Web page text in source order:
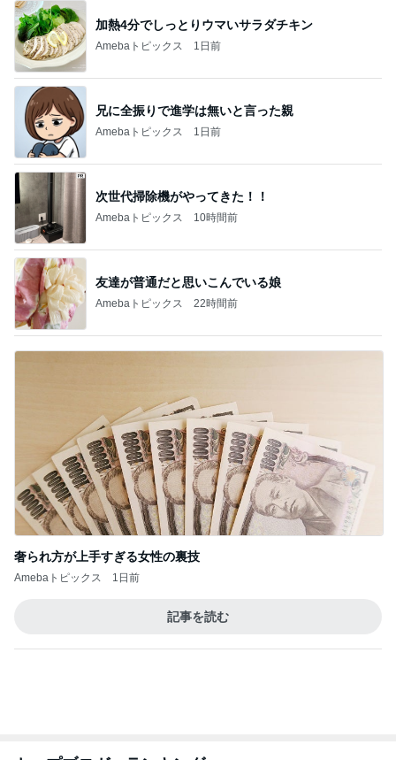
加熱4分でしっとりウマいサラダチキン
Amebaトピックス 1日前
兄に全振りで進学は無いと言った親
Amebaトピックス 1日前
次世代掃除機がやってきた！！
Amebaトピックス 10時間前
友達が普通だと思いこんでいる娘
Amebaトピックス 22時間前
奢られ方が上手すぎる女性の裏技
Amebaトピックス 1日前
記事を読む